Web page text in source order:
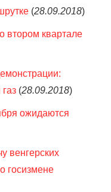
(28.09.2018)
втором квартале
(28.09.2018)
ожидаются
венгерских
госизмене